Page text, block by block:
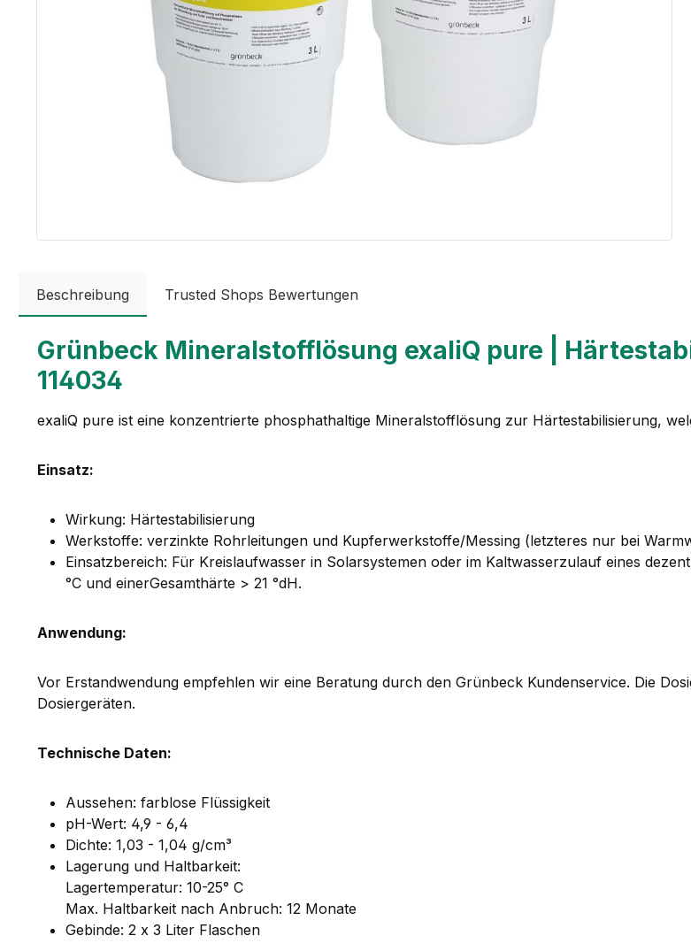
Beschreibung Trusted Shops Bewertungen
Grünbeck Mineralstofflösung exaliQ pure |
114034
exaliQ pure ist eine konzentrierte phosphathaltige Mineralstofflösung zur Härtestabilisierung,
Einsatz:
Wirkung: Härtestabilisierung
Werkstoffe: verzinkte Rohrleitungen und Kupferwerkstoffe/Messing (letzteres nur bei
Einsatzbereich: Für Kreislaufwasser in Solarsystemen oder im Kaltwasserzulauf eines
°C und einerGesamthärte > 21 °dH.
Anwendung:
Vor Erstandwendung empfehlen wir eine Beratung durch den Grünbeck Kundenservice. Die
Dosiergeräten.
Technische Daten:
Aussehen: farblose Flüssigkeit
pH-Wert: 4,9 - 6,4
Dichte: 1,03 - 1,04 g/cm³
Lagerung und Haltbarkeit:
Lagertemperatur: 10-25° C
Max. Haltbarkeit nach Anbruch: 12 Monate
Gebinde: 2 x 3 Liter Flaschen